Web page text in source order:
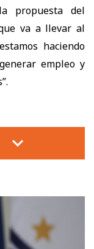
propuesta del
va a llevar al
haciendo
empleo y